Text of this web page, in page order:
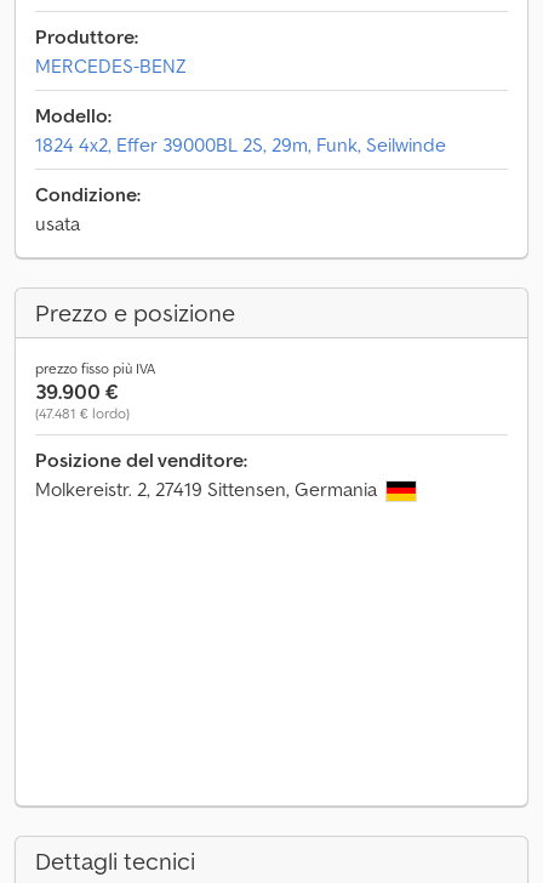
Produttore:
MERCEDES-BENZ
Modello:
1824 4x2, Effer 39000BL 2S, 29m, Funk, Seilwinde
Condizione:
usata
Prezzo e posizione
prezzo fisso più IVA
39.900 €
(47.481 € lordo)
Posizione del venditore:
Molkereistr. 2, 27419 Sittensen, Germania
Dettagli tecnici